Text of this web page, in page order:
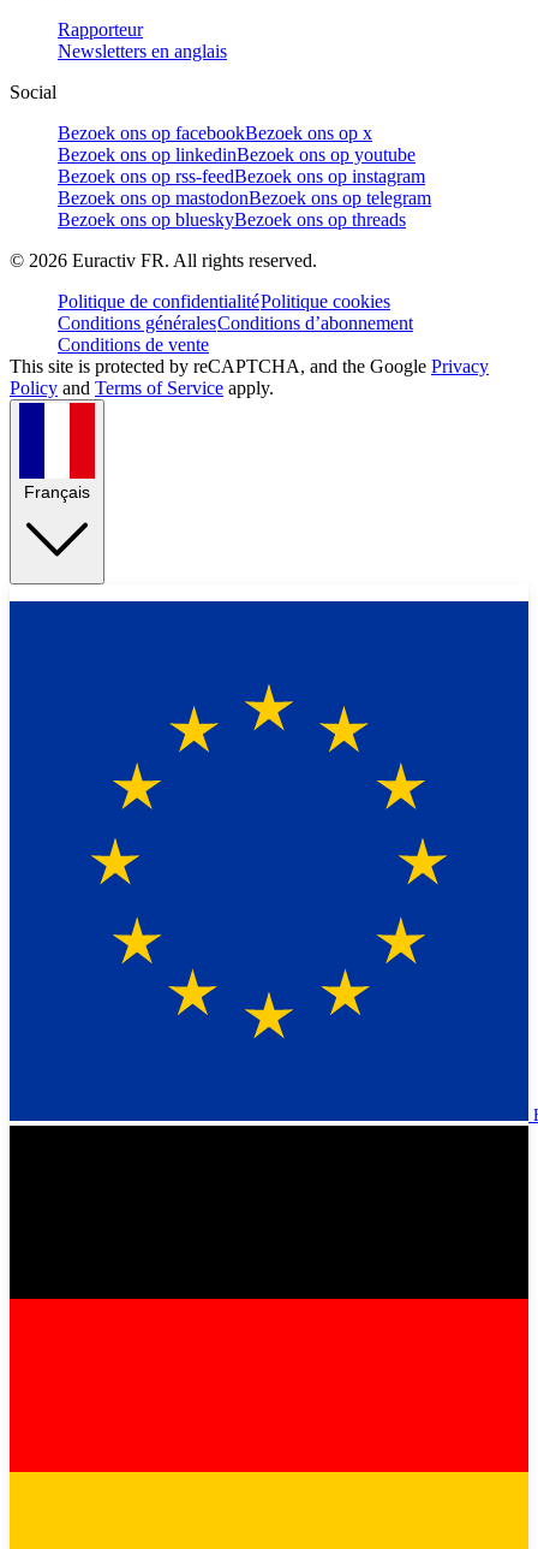
Rapporteur
Newsletters en anglais
Social
Bezoek ons op facebookBezoek ons op x
Bezoek ons op linkedinBezoek ons op youtube
Bezoek ons op rss-feedBezoek ons op instagram
Bezoek ons op mastodonBezoek ons op telegram
Bezoek ons op blueskyBezoek ons op threads
© 2026 Euractiv FR. All rights reserved.
Politique de confidentialitéPolitique cookies
Conditions généralesConditions d’abonnement
Conditions de vente
This site is protected by reCAPTCHA, and the Google Privacy
Policy and Terms of Service apply.
Français